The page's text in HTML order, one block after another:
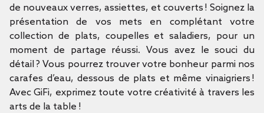
de nouveaux verres, assiettes, et couverts ! Soignez la
présentation de vos mets en complétant votre
collection de plats, coupelles et saladiers, pour un
moment de partage réussi. Vous avez le souci du
détail ? Vous pourrez trouver votre bonheur parmi nos
carafes d’eau, dessous de plats et même vinaigriers !
Avec GiFi, exprimez toute votre créativité à travers les
arts de la table !